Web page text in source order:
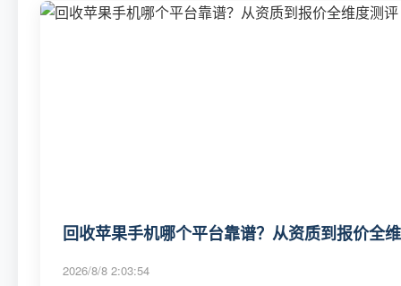
回收苹果手机哪个平台靠谱？从资质到报价全
2026/8/8 2:03:54